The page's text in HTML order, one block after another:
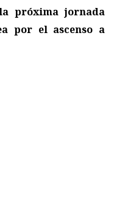
próxima jornada
por el ascenso a